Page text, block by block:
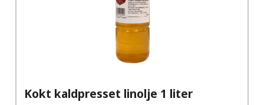
Kokt kaldpresset linolje 1 liter